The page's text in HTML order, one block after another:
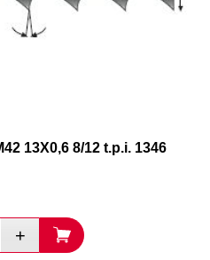
13X0,6 8/12 t.p.i. 1346